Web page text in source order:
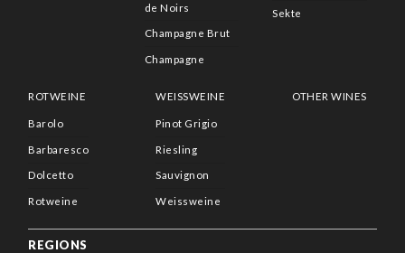
de Noirs
Champagne Brut
Champagne
Sekte
ROTWEINE
Barolo
Barbaresco
Dolcetto
Rotweine
WEISSWEINE
Pinot Grigio
Riesling
Sauvignon
Weissweine
OTHER WINES
REGIONS